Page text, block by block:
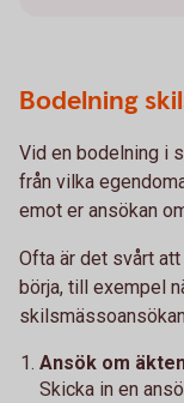
Bodelning
Vid en bodelning i
från vilka
emot er ansökan
Ofta är det svårt
börja, till exempel
Ansök om
Skicka in en